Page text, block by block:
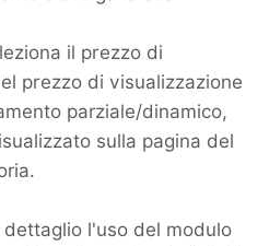
il prezzo di
prezzo di visualizzazione
parziale/dinamico,
sulla pagina del
l'uso del modulo